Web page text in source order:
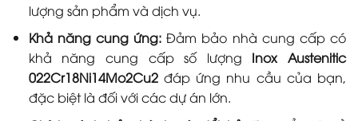
lượng sản phẩm và dịch vụ.
Khả năng cung ứng: Đảm bảo nhà cung cấp có
khả năng cung cấp số lượng Inox Austenitic
022Cr18Ni14Mo2Cu2đáp ứng nhu cầu của bạn,
đặc biệt là đối với các dự án lớn.